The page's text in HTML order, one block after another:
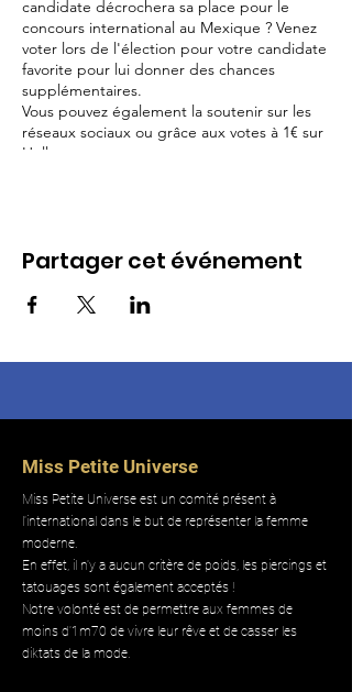
candidate décrochera sa place pour le
concours international au Mexique ? Venez
voter lors de l'élection pour votre candidate
favorite pour lui donner des chances
supplémentaires.
Vous pouvez également la soutenir sur les
réseaux sociaux ou grâce aux votes à 1€ sur
Helloasso.
Partager cet événement
Miss Petite Universe
Miss Petite Universe est un comité présent à
l'international dans le but de représenter la femme
moderne.
En effet, il n'y a aucun critère de poids, les piercings et
tatouages sont également acceptés !
Notre volonté est de permettre aux femmes de
moins d'1m70 de vivre leur rêve et de casser les
diktats de la mode.